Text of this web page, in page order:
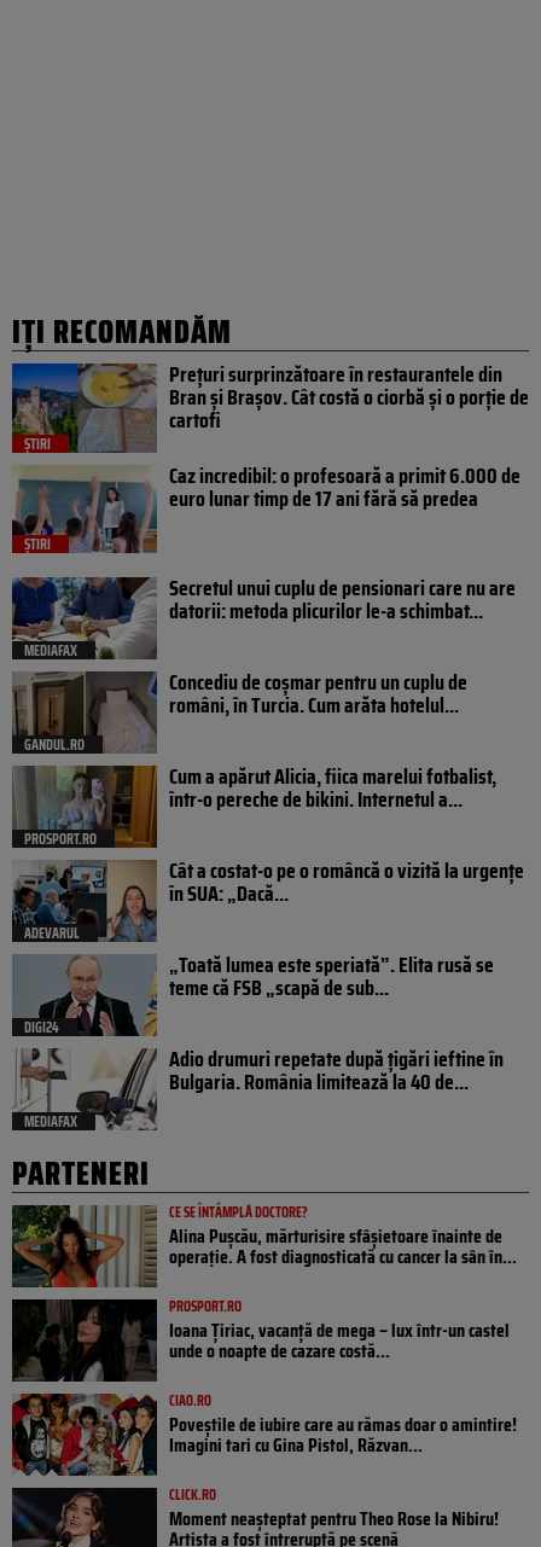
IȚI RECOMANDĂM
ȘTIRI
Prețuri surprinzătoare în restaurantele din
Bran și Brașov. Cât costă o ciorbă și o porție de
cartofi
ȘTIRI
Caz incredibil: o profesoară a primit 6.000 de
euro lunar timp de 17 ani fără să predea
MEDIAFAX
Secretul unui cuplu de pensionari care nu are
datorii: metoda plicurilor le-a schimbat...
GANDUL.RO
Concediu de coșmar pentru un cuplu de
români, în Turcia. Cum arăta hotelul...
PROSPORT.RO
Cum a apărut Alicia, fiica marelui fotbalist,
într-o pereche de bikini. Internetul a...
ADEVARUL
Cât a costat-o pe o româncă o vizită la urgențe
în SUA: „Dacă...
DIGI24
„Toată lumea este speriată”. Elita rusă se
teme că FSB „scapă de sub...
MEDIAFAX
Adio drumuri repetate după țigări ieftine în
Bulgaria. România limitează la 40 de...
PARTENERI
CE SE ÎNTÂMPLĂ DOCTORE?
Alina Pușcău, mărturisire sfâșietoare înainte de
operație. A fost diagnosticată cu cancer la sân în...
PROSPORT.RO
Ioana Țiriac, vacanță de mega – lux într-un castel
unde o noapte de cazare costă...
CIAO.RO
Poveştile de iubire care au rămas doar o amintire!
Imagini tari cu Gina Pistol, Răzvan...
CLICK.RO
Moment neașteptat pentru Theo Rose la Nibiru!
Artista a fost întreruptă pe scenă